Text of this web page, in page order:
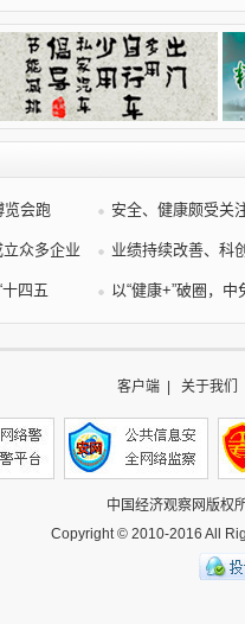
览会跑 安全、健康颇受关
众多企业 业绩持续改善、科
四五 以“健康+”破圈，
客户端 关于我们
中国经济观察网版权
Copyright © 2010-2016 All